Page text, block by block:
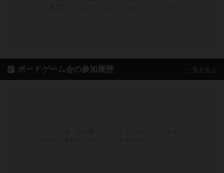
ボードゲーム会の参加履歴